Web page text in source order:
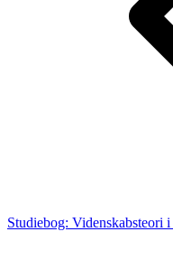
Studiebog: Videnskabsteori